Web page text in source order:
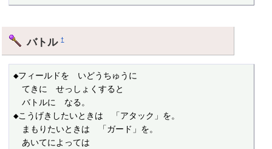
バトル†
◆フィールドを　いどうちゅうに
てきに　せっしょくすると
バトルに　なる。
◆こうげきしたいときは　「アタック」を。
まもりたいときは　「ガード」を。
あいてによっては